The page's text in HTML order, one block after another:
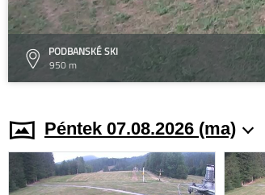
PODBANSKÉ SKI
950 m
Péntek 07.08.2026 (ma)